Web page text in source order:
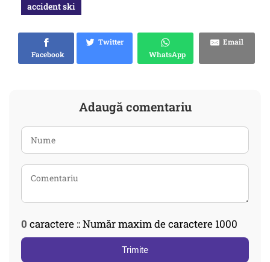
accident ski
Facebook
Twitter
WhatsApp
Email
Adaugă comentariu
0 caractere :: Număr maxim de caractere 1000
Trimite